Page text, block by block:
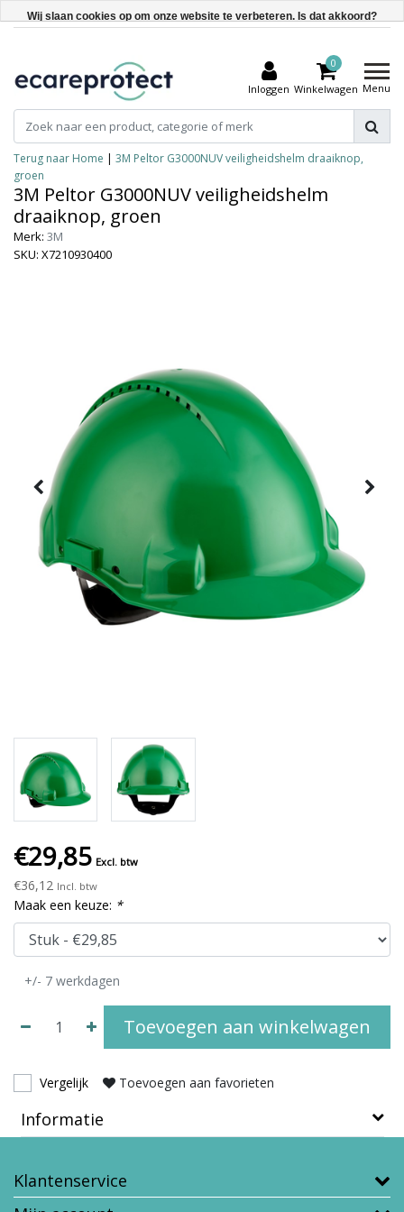
Inloggen
0
Winkelwagen Menu
Terug naar Home | 3M Peltor G3000NUV veiligheidshelm draaiknop,
groen
3M Peltor G3000NUV veiligheidshelm
draaiknop, groen
Merk: 3M
SKU: X7210930400
€29,85 Excl. btw
€36,12 Incl. btw
Maak een keuze: *
+/- 7 werkdagen
Toevoegen aan winkelwagen
Vergelijk Toevoegen aan favorieten
Informatie
Klantenservice
Wij slaan cookies op om onze website te verbeteren. Is dat akkoord?